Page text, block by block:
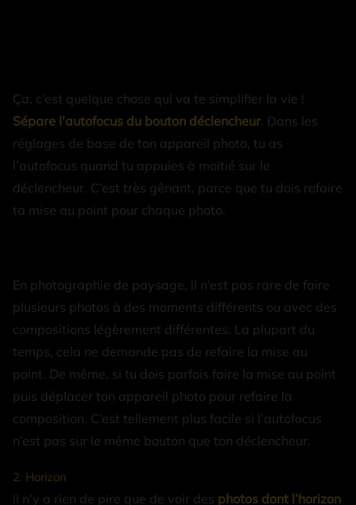
Ça, c’est quelque chose qui va te simplifier la vie !
Sépare l’autofocus du bouton déclencheur . Dans les
réglages de base de ton appareil photo, tu as
l’autofocus quand tu appuies à moitié sur le
déclencheur. C’est très gênant, parce que tu dois refaire
ta mise au point pour chaque photo.
En photographie de paysage, il n’est pas rare de faire
plusieurs photos à des moments différents ou avec des
compositions légèrement différentes. La plupart du
temps, cela ne demande pas de refaire la mise au
point. De même, si tu dois parfois faire la mise au point
puis déplacer ton appareil photo pour refaire la
composition. C’est tellement plus facile si l’autofocus
n’est pas sur le même bouton que ton déclencheur.
2. Horizon
Il n’y a rien de pire que de voir des photos dont l’horizon